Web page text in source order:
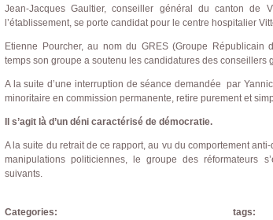
Jean-Jacques Gaultier, conseiller général du canton de
l’établissement, se porte candidat pour le centre hospitalier
Etienne Pourcher, au nom du GRES (Groupe Républicain
temps son groupe a soutenu les candidatures des conseillers
A la suite d’une interruption de séance demandée par
minoritaire en commission permanente, retire purement et
Il s’agit là d’un déni caractérisé de démocratie.
A la suite du retrait de ce rapport, au vu du comportement
manipulations politiciennes, le groupe des réformateurs
suivants.
Categories:
tags: